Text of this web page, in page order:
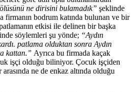
ne dirisini bulamadık” şeklinde
firmanın bodrum katında bulunan ve bir
etkisi ile delinen bir başka
söylemleri şu yönde; “Aydın
patlama olduktan sonra Aydın
kattan.” Ayrıca bu firmada kaçak
işçi olduğu biliniyor. Çocuk işçiden
ne de enkaz altında olduğu